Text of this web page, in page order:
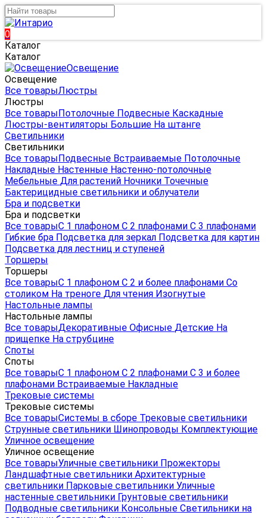
0
Каталог
Каталог
Освещение
Освещение
Все товарыЛюстры
Люстры
Все товарыПотолочные Подвесные Каскадные
Люстры-вентиляторы Большие На штанге
Светильники
Светильники
Все товарыПодвесные Встраиваемые Потолочные
Накладные Настенные Настенно-потолочные
Мебельные Для растений Ночники Точечные
Бактерицидные светильники и облучатели
Бра и подсветки
Бра и подсветки
Все товарыС 1 плафоном С 2 плафонами С 3 плафонами
Гибкие бра Подсветка для зеркал Подсветка для картин
Подсветка для лестниц и ступеней
Торшеры
Торшеры
Все товарыС 1 плафоном С 2 и более плафонами Со
столиком На треноге Для чтения Изогнутые
Настольные лампы
Настольные лампы
Все товарыДекоративные Офисные Детские На
прищепке На струбцине
Споты
Споты
Все товарыС 1 плафоном С 2 плафонами С 3 и более
плафонами Встраиваемые Накладные
Трековые системы
Трековые системы
Все товарыСистемы в сборе Трековые светильники
Струнные светильники Шинопроводы Комплектующие
Уличное освещение
Уличное освещение
Все товарыУличные светильники Прожекторы
Ландшафтные светильники Архитектурные
светильники Парковые светильники Уличные
настенные светильники Грунтовые светильники
Подводные светильники Консольные Светильники на